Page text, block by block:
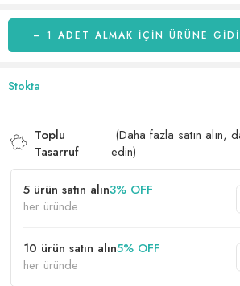
aldı
– 1 ADET ALMAK IÇIN ÜRÜNE
Stokta
Toplu
Tasarruf
(Daha fazla satın alın,
edin)
5 ürün satın alın3% OFF
her üründe
10 ürün satın alın5% OFF
her üründe